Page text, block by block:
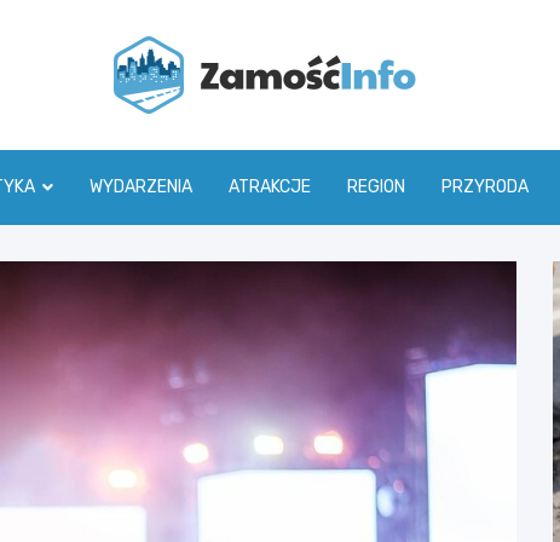
WYDARZENIA ATRAKCJE REGION PRZYRODA